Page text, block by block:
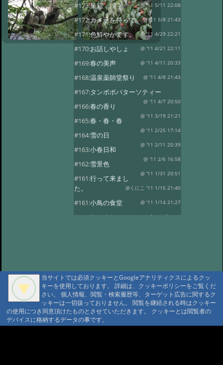
#173:巣箱 @ '11 5/11 22:08
#172:カメラを持って @ '11 5/8 21:43
#171:色鮮やかです。 @ '11 4/29 22:21
#170:お話しやしょ @ '11 4/21 22:11
#169:春の美声 @ '11 4/11 20:33
#168:温泉薬師堂祭り @ '11 4/8 21:43
#167:タンポポバターソティー
@ '11 4/7 20:50
#166:春の香り
@ '11 3/19 21:21
#165:春・春・春
@ '11 2/25 17:14
#164:雪の日
@ '11 2/11 20:39
#163:小春日和
@ '11 2/6 16:58
#162:雪景色
@ '11 1/31 20:51
#161:行って来まし
た。
@くにこ '11 1/15 21:40
#161:小鳥の食堂 @ '11 1/14 21:27
#160:あけましておめでとうござい
#157:今日は疲れました。
@ '10 11/29 22:37
#156:寒い朝です。
@ '10 11/19 22:16
#155:そろそろ冬支度
@ '10 11/4 10:30
#154:白い峰
#153:ふじばかまとア
当サイトでは必須クッキーとGoogleアナリティクスによるクッ
キーを使用しております。 詳細は、クッキーポリシーをご覧くだ
さい。 個人情報、閲覧・検索履歴等、ターゲット広告に関するク
ッキーは一切扱っておりません。 閲覧を継続される時はクッキー
の使用につき同意頂けたものとさせていただきます。 クッキーとは閲覧者の
デバイスに格納するデータの事です。